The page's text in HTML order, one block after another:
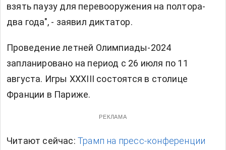
взять паузу для перевооружения на полтора-
два года", - заявил диктатор.
Проведение летней Олимпиады-2024
запланировано на период с 26 июля по 11
августа. Игры XXXIII состоятся в столице
Франции в Париже.
РЕКЛАМА
Читают сейчас: Трамп на пресс-конференции